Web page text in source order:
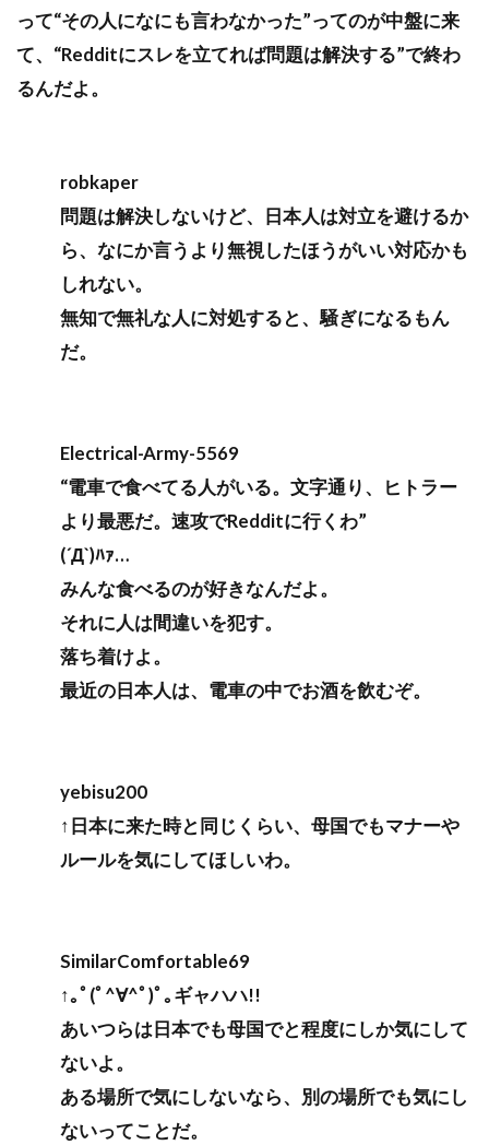
って“その人になにも言わなかった”ってのが中盤に来
て、“Redditにスレを立てれば問題は解決する”で終わ
るんだよ。
robkaper
問題は解決しないけど、日本人は対立を避けるか
ら、なにか言うより無視したほうがいい対応かも
しれない。
無知で無礼な人に対処すると、騒ぎになるもん
だ。
Electrical-Army-5569
“電車で食べてる人がいる。文字通り、ヒトラー
より最悪だ。速攻でRedditに行くわ”
(´Д`)ﾊｧ…
みんな食べるのが好きなんだよ。
それに人は間違いを犯す。
落ち着けよ。
最近の日本人は、電車の中でお酒を飲むぞ。
yebisu200
↑日本に来た時と同じくらい、母国でもマナーや
ルールを気にしてほしいわ。
SimilarComfortable69
↑｡ﾟ(ﾟ^∀^ﾟ)ﾟ｡ギャハハ!!
あいつらは日本でも母国でと程度にしか気にして
ないよ。
ある場所で気にしないなら、別の場所でも気にし
ないってことだ。